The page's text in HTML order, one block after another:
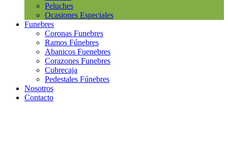
Peluches
Ocasiones Especiales
Funebres
Coronas Funebres
Ramos Fúnebres
Abanicos Fuenebres
Corazones Funebres
Cubrecaja
Pedestales Fúnebres
Nosotros
Contacto